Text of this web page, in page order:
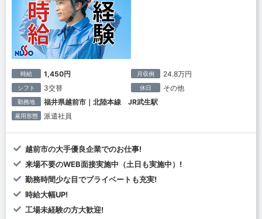
時給 1,450円 月収例 24.8万円
シフト 3交替 休日 その他
勤務地 福井県越前市｜北陸本線 JR武生駅
雇用形態 派遣社員
越前市の大手優良企業でのお仕事!
来場不要のWEB面接実施中（土日も実施中）!
勤務時間少な目でプライベートも充実!
時給大幅UP!
工場未経験の方大歓迎!